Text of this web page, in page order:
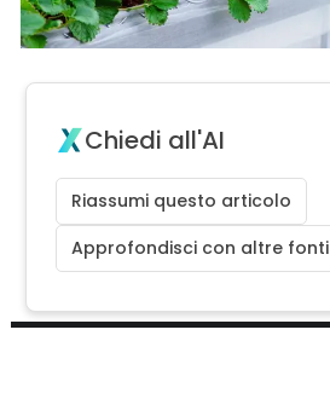
Chiedi all'AI
Riassumi questo articolo
Approfondisci con altre fonti